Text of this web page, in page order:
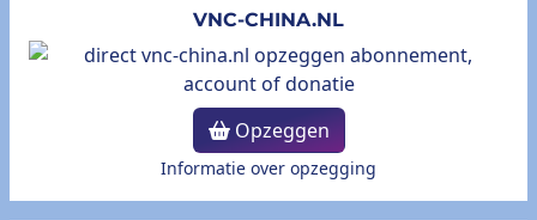
VNC-CHINA.NL
Opzeggen
Informatie over opzegging